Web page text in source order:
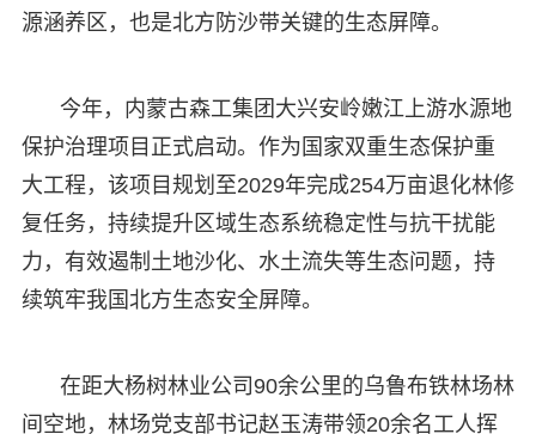
源涵养区，也是北方防沙带关键的生态屏障。
今年，内蒙古森工集团大兴安岭嫩江上游水源地
保护治理项目正式启动。作为国家双重生态保护重
大工程，该项目规划至2029年完成254万亩退化林修
复任务，持续提升区域生态系统稳定性与抗干扰能
力，有效遏制土地沙化、水土流失等生态问题，持
续筑牢我国北方生态安全屏障。
在距大杨树林业公司90余公里的乌鲁布铁林场林
间空地，林场党支部书记赵玉涛带领20余名工人挥